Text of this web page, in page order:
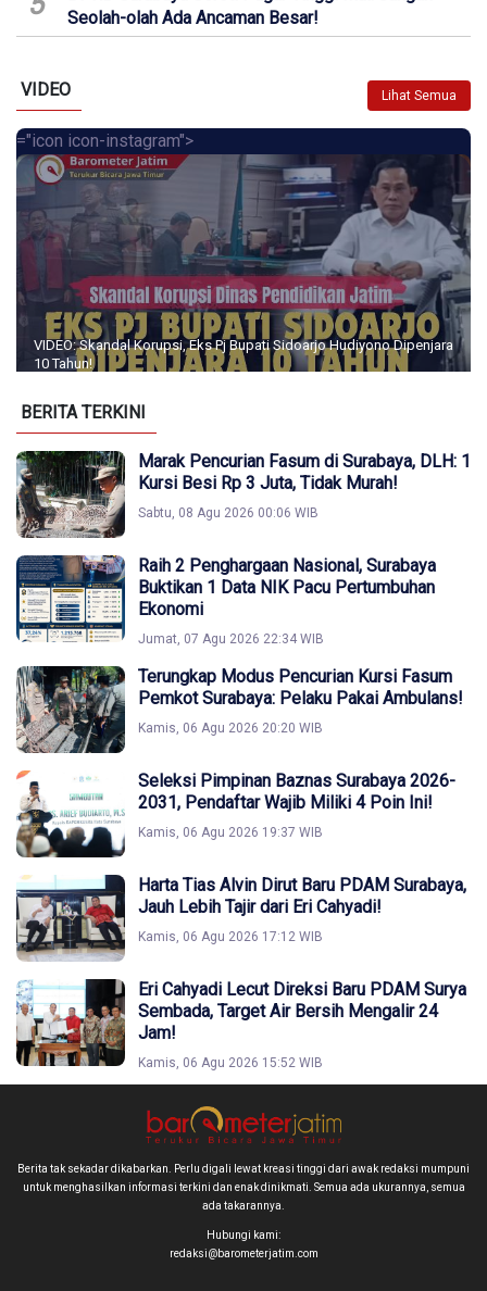
Seolah-olah Ada Ancaman Besar!
VIDEO Lihat Semua
="icon icon-instagram">
VIDEO: Skandal Korupsi, Eks Pj Bupati Sidoarjo Hudiyono Dipenjara
10 Tahun!
BERITA TERKINI
Marak Pencurian Fasum di Surabaya, DLH: 1
Kursi Besi Rp 3 Juta, Tidak Murah!
Sabtu, 08 Agu 2026 00:06 WIB
Raih 2 Penghargaan Nasional, Surabaya
Buktikan 1 Data NIK Pacu Pertumbuhan
Ekonomi
Jumat, 07 Agu 2026 22:34 WIB
Terungkap Modus Pencurian Kursi Fasum
Pemkot Surabaya: Pelaku Pakai Ambulans!
Kamis, 06 Agu 2026 20:20 WIB
Seleksi Pimpinan Baznas Surabaya 2026-
2031, Pendaftar Wajib Miliki 4 Poin Ini!
Kamis, 06 Agu 2026 19:37 WIB
Harta Tias Alvin Dirut Baru PDAM Surabaya,
Jauh Lebih Tajir dari Eri Cahyadi!
Kamis, 06 Agu 2026 17:12 WIB
Eri Cahyadi Lecut Direksi Baru PDAM Surya
Sembada, Target Air Bersih Mengalir 24
Jam!
Kamis, 06 Agu 2026 15:52 WIB
Berita tak sekadar dikabarkan. Perlu digali lewat kreasi tinggi dari awak redaksi mumpuni
untuk menghasilkan informasi terkini dan enak dinikmati. Semua ada ukurannya, semua
ada takarannya.
Hubungi kami:
redaksi@barometerjatim.com